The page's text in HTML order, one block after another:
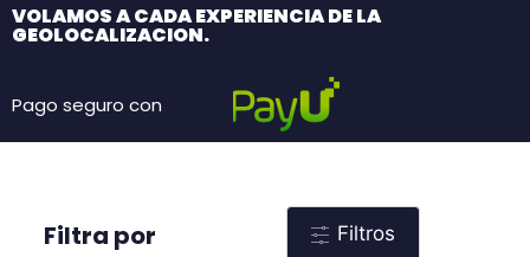
VOLAMOS A CADA EXPERIENCIA DE LA
GEOLOCALIZACION.
Pago seguro con
Filtra por Filtros